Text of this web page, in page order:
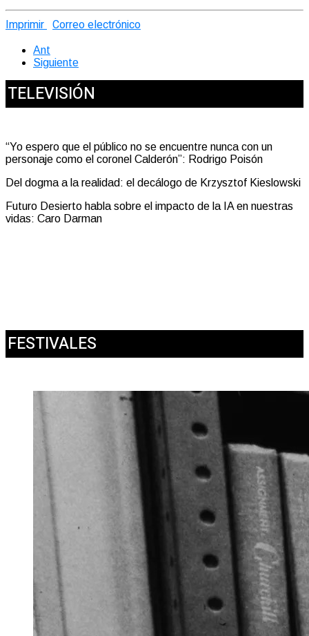
Imprimir Correo electrónico
Ant
Siguiente
TELEVISIÓN
“Yo espero que el público no se encuentre nunca con un
personaje como el coronel Calderón”: Rodrigo Poisón
Del dogma a la realidad: el decálogo de Krzysztof Kieslowski
Futuro Desierto habla sobre el impacto de la IA en nuestras
vidas: Caro Darman
FESTIVALES